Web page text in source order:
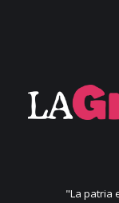
"La patria